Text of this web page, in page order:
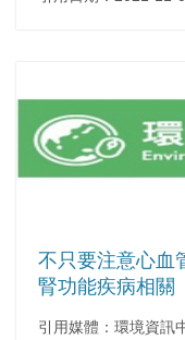
不只要注意心血
腎功能疾病相關
引用媒體：環境資訊